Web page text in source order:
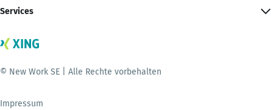
Services
© New Work SE | Alle Rechte vorbehalten
Impressum